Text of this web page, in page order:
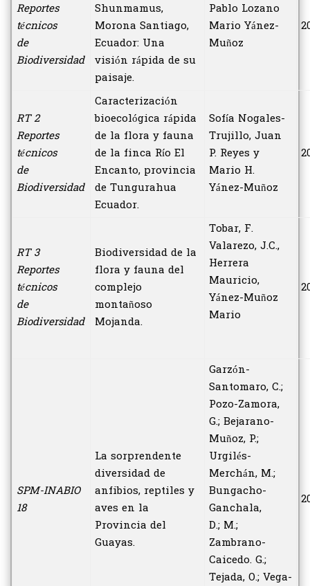
Reportes
técnicos
de
Biodiversidad
Shunmamus,
Morona Santiago,
Ecuador: Una
visión rápida de su
paisaje.
Pablo Lozano
Mario Yánez-
Muñoz
RT 2
Reportes
técnicos
de
Biodiversidad
Caracterización
bioecológica rápida
de la flora y fauna
de la finca Río El
Encanto, provincia
de Tungurahua
Ecuador.
Sofía Nogales-
Trujillo, Juan
P. Reyes y
Mario H.
Yánez-Muñoz
RT 3
Reportes
técnicos
de
Biodiversidad
Biodiversidad de la
flora y fauna del
complejo
montañoso
Mojanda.
Tobar, F.
Valarezo, J.C.,
Herrera
Mauricio,
Yánez-Muñoz
Mario
SPM-INABIO
18
La sorprendente
diversidad de
anfibios, reptiles y
aves en la
Provincia del
Guayas.
Garzón-
Santomaro, C.;
Pozo-Zamora,
G.; Bejarano-
Muñoz, P.;
Urgilés-
Merchán, M.;
Bungacho-
Ganchala,
D.; M.;
Zambrano-
Caicedo. G.;
Tejada, O.; Vega-